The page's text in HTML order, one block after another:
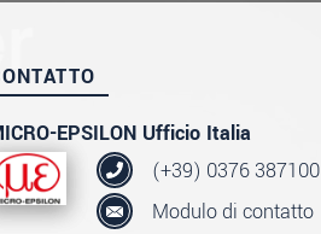
EPSILON Ufficio Italia
(+39) 0376 387100
Modulo di contatto